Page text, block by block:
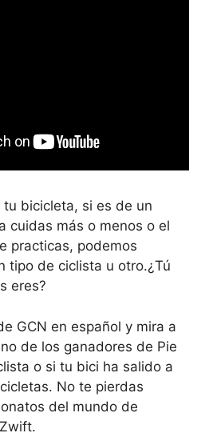
tu bicicleta, si es de un
cuidas más o menos o el
practicas, podemos
tipo de ciclista u otro.¿Tú
eres?
GCN en español y mira a
de los ganadores de Pie
o si tu bici ha salido a
No te pierdas
del mundo de